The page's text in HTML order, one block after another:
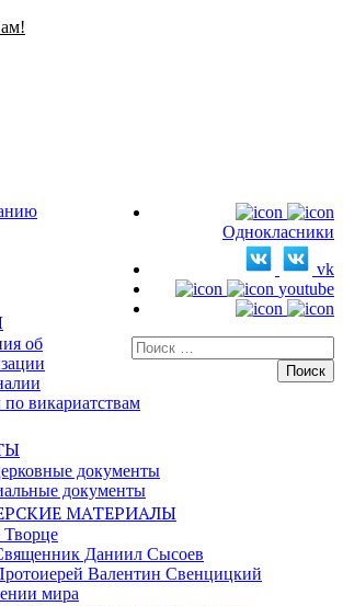
Однокласники
vk
youtube
Искать:
об
викариатствам
документы
документы
МАТЕРИАЛЫ
Даниил Сысоев
Валентин Свенцицкий
мира